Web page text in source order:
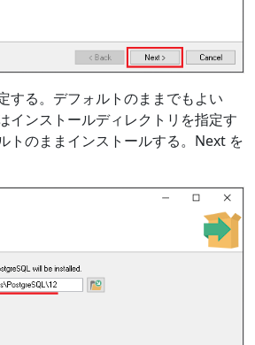
する。デフォルトのままでもよい
インストールディレクトリを指定す
トのままインストールする。Next を